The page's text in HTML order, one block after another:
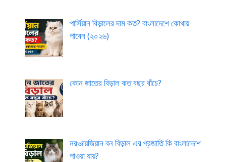
পার্সিয়ান বিড়ালের দাম কত? বাংলাদেশে কোথায়
পাবেন (২০২৬)
কোন জাতের বিড়াল কত বছর বাঁচে?
নরওয়েজিয়ান বন বিড়াল এর প্রজাতি কি বাংলাদেশে
পাওয়া যায়?